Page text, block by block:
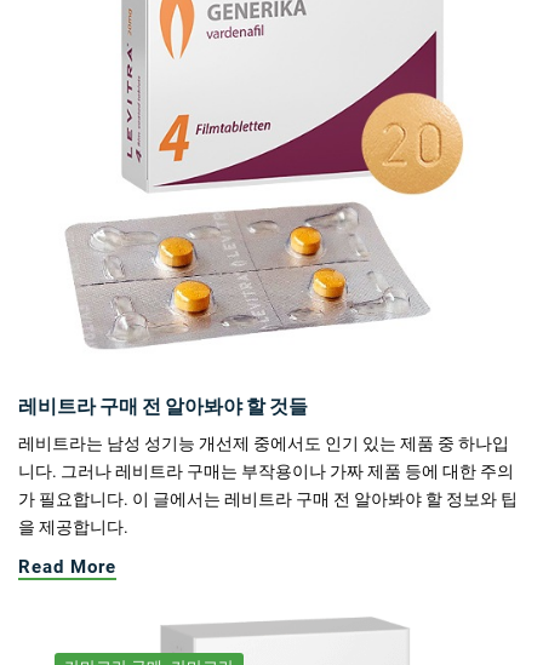
레비트라 구매 전 알아봐야 할 것들
레비트라는 남성 성기능 개선제 중에서도 인기 있는 제품 중 하나입
니다. 그러나 레비트라 구매는 부작용이나 가짜 제품 등에 대한 주의
가 필요합니다. 이 글에서는 레비트라 구매 전 알아봐야 할 정보와 팁
을 제공합니다.
Read More